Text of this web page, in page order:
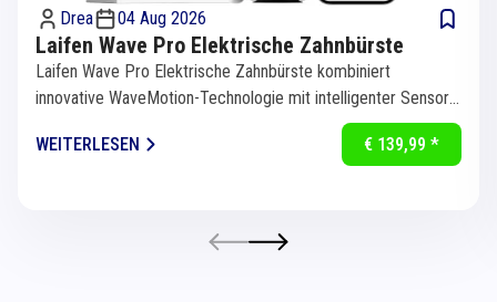
Drea 04 Aug 2026
Laifen Wave Pro Elektrische Zahnbürste
Laifen Wave Pro Elektrische Zahnbürste kombiniert
innovative WaveMotion-Technologie mit intelligenter Sensorik
WEITERLESEN
€ 139,99 *